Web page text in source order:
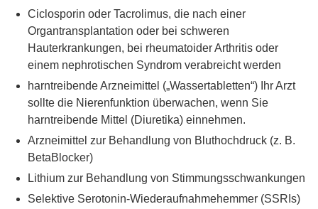
Ciclosporin oder Tacrolimus, die nach einer
Organtransplantation oder bei schweren
Hauterkrankungen, bei rheumatoider Arthritis oder
einem nephrotischen Syndrom verabreicht werden
harntreibende Arzneimittel („Wassertabletten“) Ihr Arzt
sollte die Nierenfunktion überwachen, wenn Sie
harntreibende Mittel (Diuretika) einnehmen.
Arzneimittel zur Behandlung von Bluthochdruck (z. B.
BetaBlocker)
Lithium zur Behandlung von Stimmungsschwankungen
Selektive Serotonin-Wiederaufnahmehemmer (SSRIs)